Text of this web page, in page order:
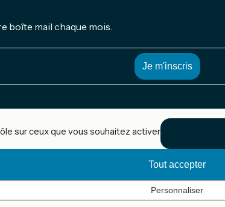
boîte mail chaque mois.
sur ceux que vous souhaitez activer
Tout accepter
Personnaliser